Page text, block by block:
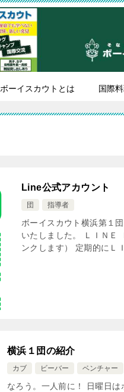
ボーイスカウトとは 国際
Line公式アカウント
団 指導者
ボーイスカウト横浜第１
いたしました。 ＬＩＮ
ンクします） 定期的にＬ
横浜１団の紹介
カブ ビーバー ベンチャー
なろう。一人前に！ 日曜日